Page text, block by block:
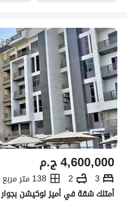
ج.م4,600,000
3
2
138 متر مربع